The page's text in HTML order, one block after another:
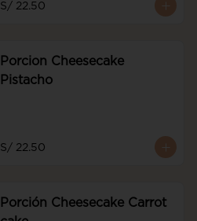
S/ 22.50
Porcion Cheesecake
Pistacho
S/ 22.50
Porción Cheesecake Carrot